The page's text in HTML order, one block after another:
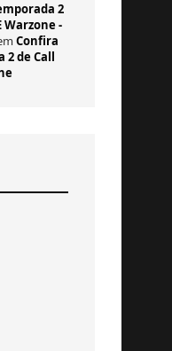
2
Warzone -
Confira
2 de Call